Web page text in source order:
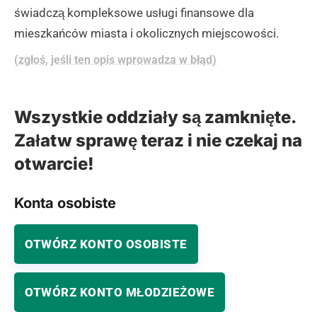
świadczą kompleksowe usługi finansowe dla
mieszkańców miasta i okolicznych miejscowości.
(zgłoś, jeśli ten opis wprowadza w błąd)
Wszystkie oddziały są zamknięte.
Załatw sprawę teraz i nie czekaj na
otwarcie!
Konta osobiste
OTWÓRZ KONTO OSOBISTE
OTWÓRZ KONTO MŁODZIEŻOWE